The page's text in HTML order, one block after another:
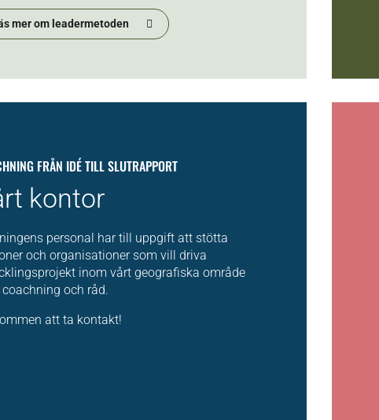
mer om leadermetoden
FRÅN IDÉ TILL SLUTRAPPORT
kontor
personal har till uppgift att stötta
och organisationer som vill driva
inom vårt geografiska område
coachning och råd.
att ta kontakt!